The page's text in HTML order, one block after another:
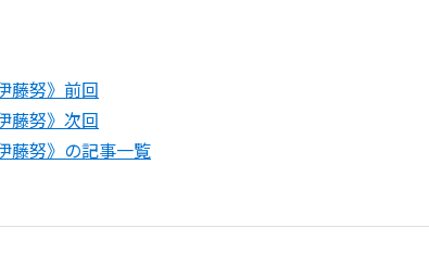
藤努》前回
藤努》次回
藤努》の記事一覧